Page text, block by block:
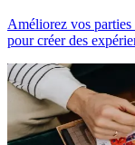
Améliorez vos parties
pour créer des